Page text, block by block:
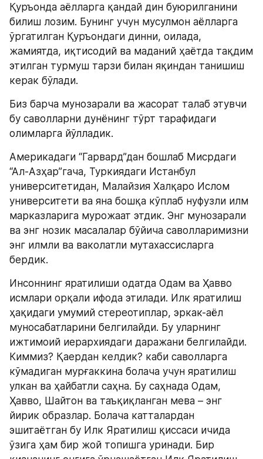
Қуръонда аёлларга қандай дин буюрилганини
билиш лозим. Бунинг учун мусулмон аёлларга
ўргатилган Қуръондаги динни, оилада,
жамиятда, иқтисодий ва маданий ҳаётда тақдим
этилган турмуш тарзи билан яқиндан танишиш
керак бўлади.
Биз барча мунозарали ва жасорат талаб этувчи
бу саволларни дунёнинг тўрт тарафидаги
олимларга йўлладик.
Aмерикадаги “Гарвард”дан бошлаб Мисрдаги
“Ал-Азҳар”гача, Туркиядаги Истанбул
университетидан, Малайзия Халқаро Ислом
университети ва яна бошқа кўплаб нуфузли илм
марказларига мурожаат этдик. Энг мунозарали
ва энг нозик масалалар бўйича саволларимизни
энг илмли ва ваколатли мутахассисларга
бердик.
Инсоннинг яратилиши одатда Одам ва Ҳавво
исмлари орқали ифода этилади. Илк яратилиш
ҳақидаги умумий стереотиплар, эркак-аёл
муносабатларини белгилайди. Бу уларнинг
ижтимоий иерархиядаги даражани белгилайди.
Киммиз? Қаердан келдик? каби саволларга
кўмадиган мурғаккина болача учун яратилиш
улкан ва ҳайбатли саҳна. Бу саҳнада Одам,
Ҳавво, Шайтон ва таъқиқланган мева – энг
йирик образлар. Болача катталардан
эшитаётган бу Илк Яратилиш қиссаси ичида
ўзига ҳам бир жой топишга уринади. Бир